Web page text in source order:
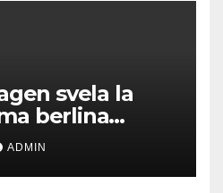
svela la
berlina
ADMIN